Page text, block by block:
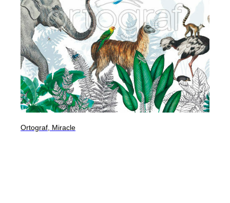
Ortograf, Miracle